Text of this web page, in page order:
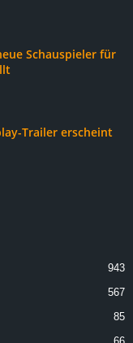
Schauspieler für
Trailer erscheint
943
567
85